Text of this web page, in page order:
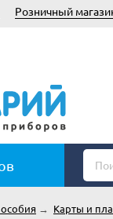
Розничный
→ Карты и